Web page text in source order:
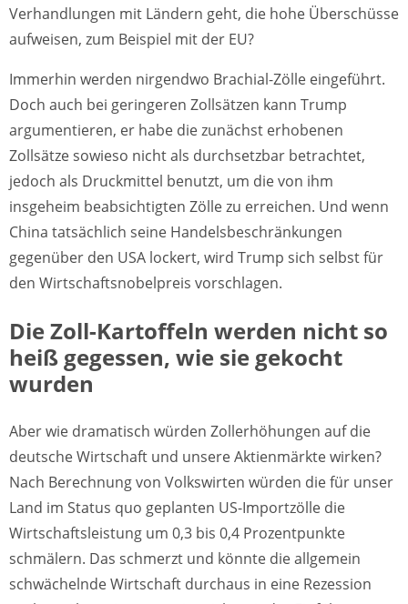
Verhandlungen mit Ländern geht, die hohe Überschüsse
aufweisen, zum Beispiel mit der EU?
Immerhin werden nirgendwo Brachial-Zölle eingeführt.
Doch auch bei geringeren Zollsätzen kann Trump
argumentieren, er habe die zunächst erhobenen
Zollsätze sowieso nicht als durchsetzbar betrachtet,
jedoch als Druckmittel benutzt, um die von ihm
insgeheim beabsichtigten Zölle zu erreichen. Und wenn
China tatsächlich seine Handelsbeschränkungen
gegenüber den USA lockert, wird Trump sich selbst für
den Wirtschaftsnobelpreis vorschlagen.
Die Zoll-Kartoffeln werden nicht so
heiß gegessen, wie sie gekocht
wurden
Aber wie dramatisch würden Zollerhöhungen auf die
deutsche Wirtschaft und unsere Aktienmärkte wirken?
Nach Berechnung von Volkswirten würden die für unser
Land im Status quo geplanten US-Importzölle die
Wirtschaftsleistung um 0,3 bis 0,4 Prozentpunkte
schmälern. Das schmerzt und könnte die allgemein
schwächelnde Wirtschaft durchaus in eine Rezession